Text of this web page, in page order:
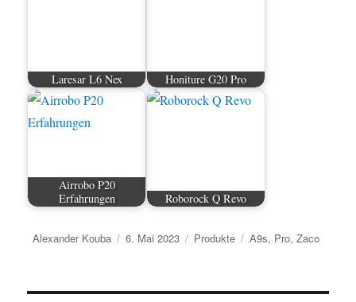
Laresar L6 Nex Honiture G20 Pro
Airrobo P20
Erfahrungen
Roborock Q Revo
Autor
Alexander Kouba
Veröffentlicht
6. Mai 2023 Kategorien
Produkte Schlagwörter
A9s, Pro,Zaco